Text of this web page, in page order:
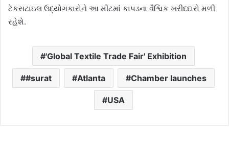
ટેકસટાઇલ ઉદ્યોગકારોને આ મીટમાં કાપડના વૈશ્વિક ખરીદદારો મળી
રહેશે.
'Global Textile Trade Fair' Exhibition
#surat Atlanta Chamber launches
USA